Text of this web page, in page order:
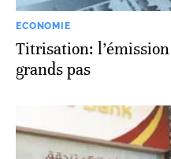
ECONOMIE
Titrisation:
grands pas